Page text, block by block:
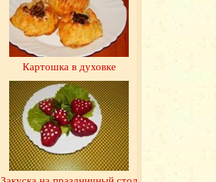
Картошка в духовке